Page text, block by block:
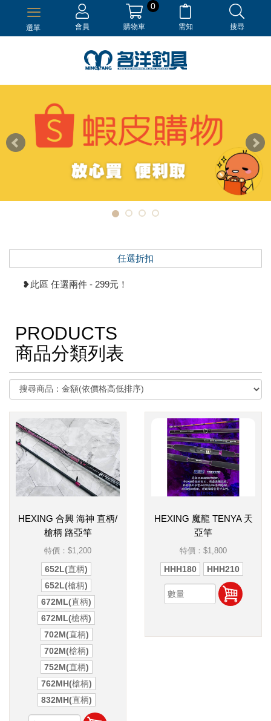
選單 會員 購物車
0
需知 搜尋
任選折扣
❥此區 任選兩件 - 299元！
PRODUCTS
商品分類列表
HEXING 合興 海神 直柄/
槍柄 路亞竿
特價： $1,200
652L(直柄)
652L(槍柄)
672ML(直柄)
672ML(槍柄)
702M(直柄)
702M(槍柄)
752M(直柄)
762MH(槍柄)
832MH(直柄)
HEXING 魔龍 TENYA 天
亞竿
特價： $1,800
HHH180 HHH210